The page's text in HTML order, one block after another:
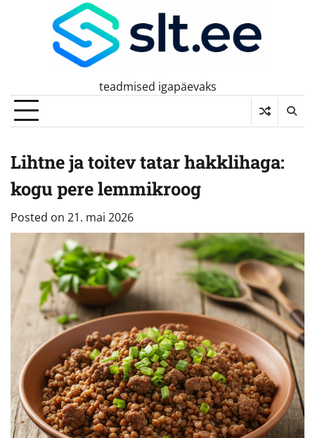
teadmised igapäevaks
Lihtne ja toitev tatar hakklihaga:
kogu pere lemmikroog
Posted on 21. mai 2026